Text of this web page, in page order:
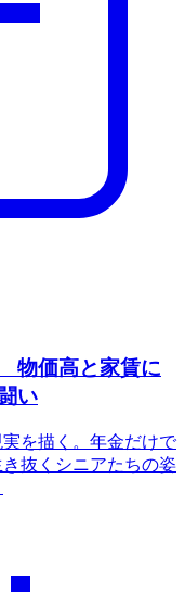
物価高と家賃に
い
を描く。年金だけで
抜くシニアたちの姿